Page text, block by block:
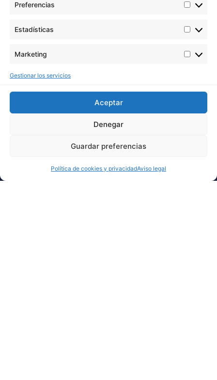
Preferencias
Estadísticas
Marketing
Gestionar los servicios
Aceptar
Denegar
Guardar preferencias
Política de cookies y privacidadAviso legal